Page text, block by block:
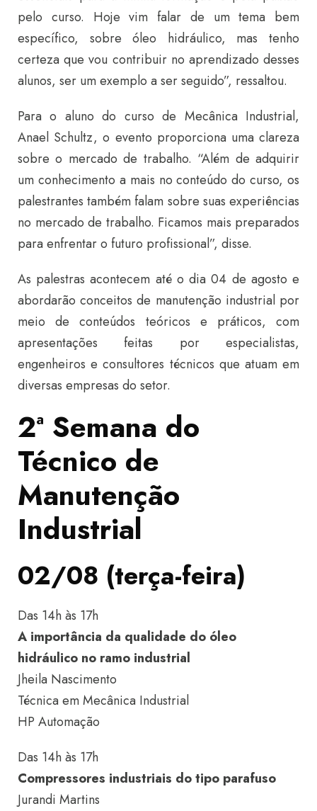
pelo curso. Hoje vim falar de um tema bem
específico, sobre óleo hidráulico, mas tenho
certeza que vou contribuir no aprendizado desses
alunos, ser um exemplo a ser seguido”, ressaltou.
Para o aluno do curso de Mecânica Industrial,
Anael Schultz, o evento proporciona uma clareza
sobre o mercado de trabalho. “Além de adquirir
um conhecimento a mais no conteúdo do curso, os
palestrantes também falam sobre suas experiências
no mercado de trabalho. Ficamos mais preparados
para enfrentar o futuro profissional”, disse.
As palestras acontecem até o dia 04 de agosto e
abordarão conceitos de manutenção industrial por
meio de conteúdos teóricos e práticos, com
apresentações feitas por especialistas,
engenheiros e consultores técnicos que atuam em
diversas empresas do setor.
2ª Semana do
Técnico de
Manutenção
Industrial
02/08 (terça-feira)
Das 14h às 17h
A importância da qualidade do óleo
hidráulico no ramo industrial
Jheila Nascimento
Técnica em Mecânica Industrial
HP Automação
Das 14h às 17h
Compressores industriais do tipo parafuso
Jurandi Martins